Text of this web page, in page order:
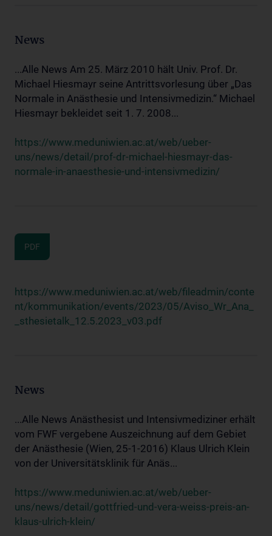
News
...Alle News Am 25. März 2010 hält Univ. Prof. Dr.
Michael Hiesmayr seine Antrittsvorlesung über „Das
Normale in Anästhesie und Intensivmedizin.“ Michael
Hiesmayr bekleidet seit 1. 7. 2008...
https://www.meduniwien.ac.at/web/ueber-
uns/news/detail/prof-dr-michael-hiesmayr-das-
normale-in-anaesthesie-und-intensivmedizin/
PDF
https://www.meduniwien.ac.at/web/fileadmin/conte
nt/kommunikation/events/2023/05/Aviso_Wr_Ana_
_sthesietalk_12.5.2023_v03.pdf
News
...Alle News Anästhesist und Intensivmediziner erhält
vom FWF vergebene Auszeichnung auf dem Gebiet
der Anästhesie (Wien, 25-1-2016) Klaus Ulrich Klein
von der Universitätsklinik für Anäs...
https://www.meduniwien.ac.at/web/ueber-
uns/news/detail/gottfried-und-vera-weiss-preis-an-
klaus-ulrich-klein/